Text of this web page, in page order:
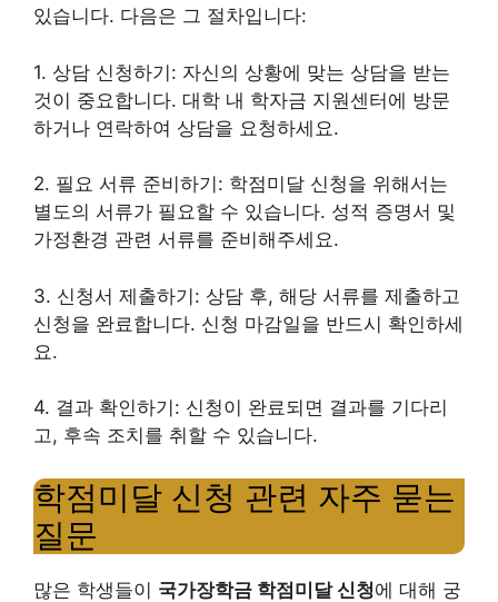
있습니다. 다음은 그 절차입니다:
1. 상담 신청하기: 자신의 상황에 맞는 상담을 받는
것이 중요합니다. 대학 내 학자금 지원센터에 방문
하거나 연락하여 상담을 요청하세요.
2. 필요 서류 준비하기: 학점미달 신청을 위해서는
별도의 서류가 필요할 수 있습니다. 성적 증명서 및
가정환경 관련 서류를 준비해주세요.
3. 신청서 제출하기: 상담 후, 해당 서류를 제출하고
신청을 완료합니다. 신청 마감일을 반드시 확인하세
요.
4. 결과 확인하기: 신청이 완료되면 결과를 기다리
고, 후속 조치를 취할 수 있습니다.
학점미달 신청 관련 자주 묻는
질문
많은 학생들이 국가장학금 학점미달 신청에 대해 궁